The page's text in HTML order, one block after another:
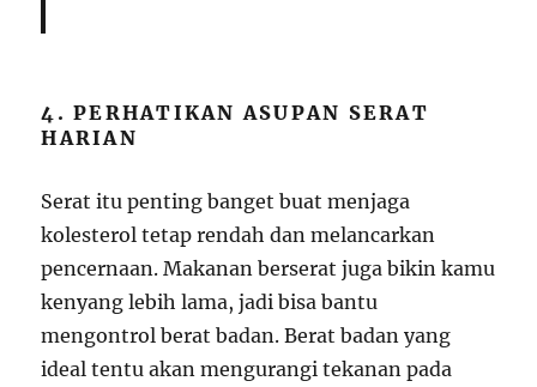
4. PERHATIKAN ASUPAN SERAT
HARIAN
Serat itu penting banget buat menjaga
kolesterol tetap rendah dan melancarkan
pencernaan. Makanan berserat juga bikin kamu
kenyang lebih lama, jadi bisa bantu
mengontrol berat badan. Berat badan yang
ideal tentu akan mengurangi tekanan pada